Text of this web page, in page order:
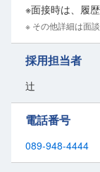
※面接時は、履
※ その他詳細は面
採用担当者
辻
電話番号
089-948-4444